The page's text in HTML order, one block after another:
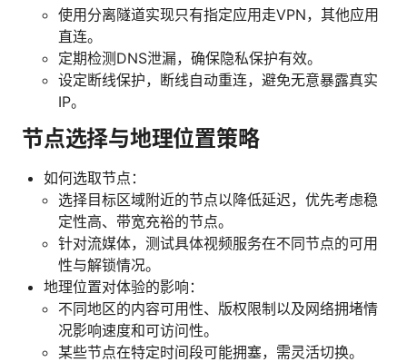
使用分离隧道实现只有指定应用走VPN，其他应用
直连。
定期检测DNS泄漏，确保隐私保护有效。
设定断线保护，断线自动重连，避免无意暴露真实
IP。
节点选择与地理位置策略
如何选取节点：
选择目标区域附近的节点以降低延迟，优先考虑稳
定性高、带宽充裕的节点。
针对流媒体，测试具体视频服务在不同节点的可用
性与解锁情况。
地理位置对体验的影响：
不同地区的内容可用性、版权限制以及网络拥堵情
况影响速度和可访问性。
某些节点在特定时间段可能拥塞，需灵活切换。